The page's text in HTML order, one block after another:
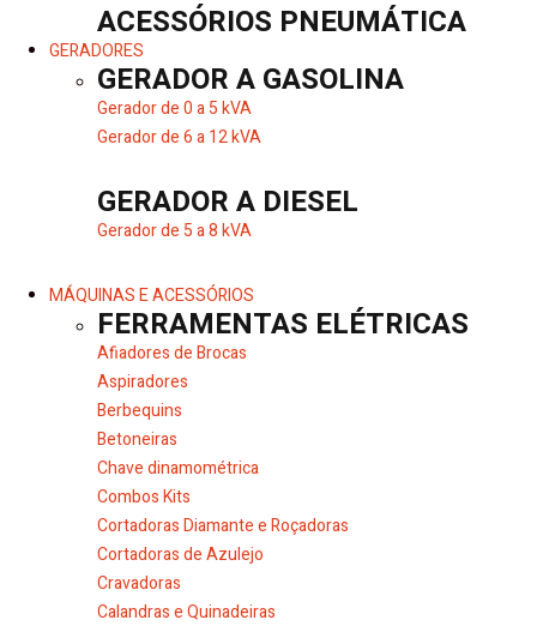
ACESSÓRIOS PNEUMÁTICA
GERADORES
GERADOR A GASOLINA
Gerador de 0 a 5 kVA
Gerador de 6 a 12 kVA
GERADOR A DIESEL
Gerador de 5 a 8 kVA
MÁQUINAS E ACESSÓRIOS
FERRAMENTAS ELÉTRICAS
Afiadores de Brocas
Aspiradores
Berbequins
Betoneiras
Chave dinamométrica
Combos Kits
Cortadoras Diamante e Roçadoras
Cortadoras de Azulejo
Cravadoras
Calandras e Quinadeiras